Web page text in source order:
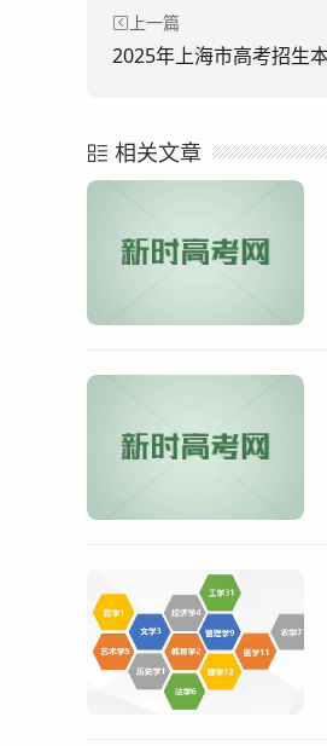
上一篇
相关文章